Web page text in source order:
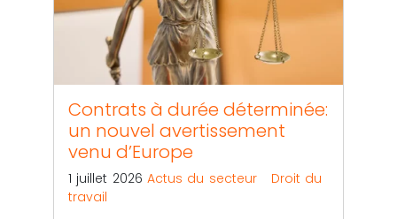
Contrats à durée déterminée:
un nouvel avertissement
venu d’Europe
1 juillet 2026 Actus du secteur
Droit du
travail